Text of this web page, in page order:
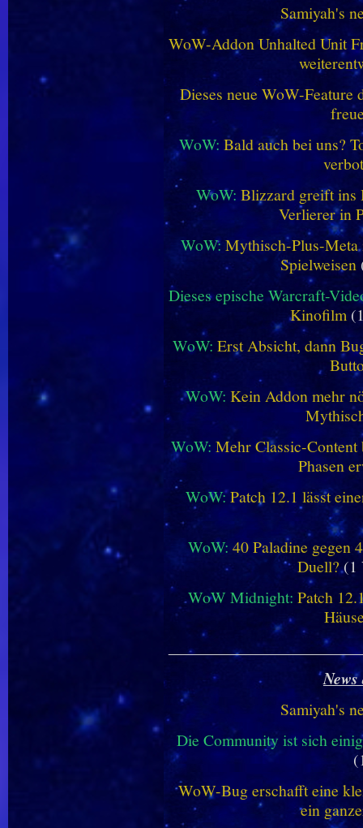
Samiyah's
WoW-Addon Unhalted Unit
Dieses neue WoW-
WoW: Bald auch bei uns?
WoW: Blizzard greift ins
Verlierer in
WoW:Mythisch-Plus-Meta
Spielweisen
Dieses epische Warcraft-
Kinofilm
WoW: Erst Absicht, dann
WoW: Kein Addon mehr
WoW: Mehr Classic-
Phasen
WoW:Patch 12.1 lässt
WoW: 40 Paladine gegen
Duell?(1
WoW Midnight: Patch
Samiyah's
Die Community ist sich
WoW-Bug erschafft eine
ein